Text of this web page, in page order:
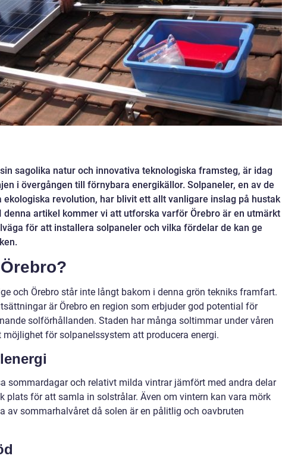
sagolika natur och innovativa teknologiska framsteg, är idag
i övergången till förnybara energikällor. Solpaneler, en av de
revolution, har blivit ett allt vanligare inslag på hustak
artikel kommer vi att utforska varför Örebro är en utmärkt
för att installera solpaneler och vilka fördelar de kan ge
och Örebro står inte långt bakom i denna grön tekniks framfart.
är Örebro en region som erbjuder god potential för
solförhållanden. Staden har många soltimmar under våren
för solpanelssystem att producera energi.
sommardagar och relativt milda vintrar jämfört med andra delar
plats för att samla in solstrålar. Även om vintern kan vara mörk
av sommarhalvåret då solen är en pålitlig och oavbruten